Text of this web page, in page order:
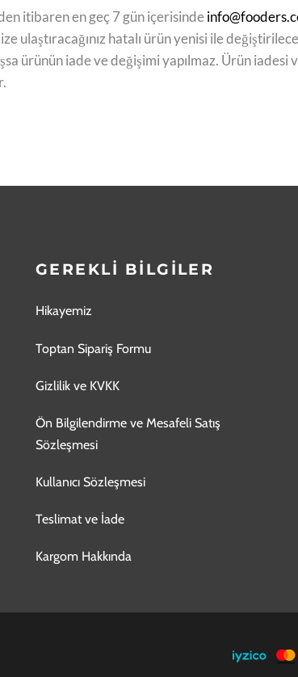
itibaren en geç 7 gün içerisinde
hatalı ürün yenisi ile
ürünün iade ve değişimi yapılmaz. Ürün
GEREKLİ BİLGİLER
Hikayemiz
Toptan Sipariş Formu
Gizlilik ve KVKK
Ön Bilgilendirme ve Mesafeli Satış
Sözleşmesi
Kullanıcı Sözleşmesi
Teslimat ve İade
Kargom Hakkında